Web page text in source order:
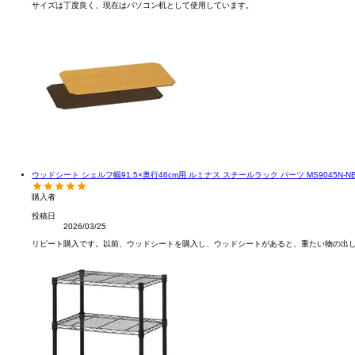
サイズは丁度良く、現在はパソコン机として使用しています。
ウッドシート シェルフ幅91.5×奥行46cm用 ルミナス スチールラック パーツ MS9045N-
購入者
投稿日
2026/03/25